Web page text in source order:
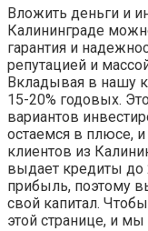
Вложить деньги и
Калининграде
гарантия и
репутацией и
Вкладывая в нашу
15-20% годовых.
вариантов
остаемся в плюсе,
клиентов из
выдает кредиты до
прибыль, поэтому
свой капитал.
этой странице, и